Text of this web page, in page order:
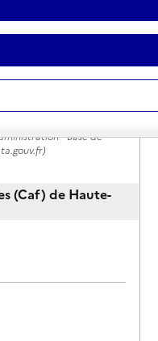
- Base de
(Caf) de Haute-